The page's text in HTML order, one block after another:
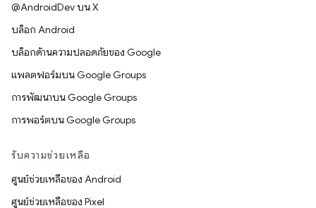
@AndroidDev บน X
บล็อก Android
บล็อกด้านความปลอดภัยของ Google
แพลตฟอร์มบน Google Groups
การพัฒนาบน Google Groups
การพอร์ตบน Google Groups
รับความช่วยเหลือ
ศูนย์ช่วยเหลือของ Android
ศูนย์ช่วยเหลือของ Pixel